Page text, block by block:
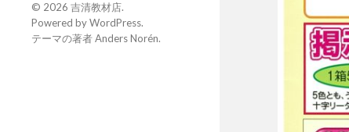
© 2026 吉清教材店.
Powered byWordPress.
テーマの著者Anders Norén.